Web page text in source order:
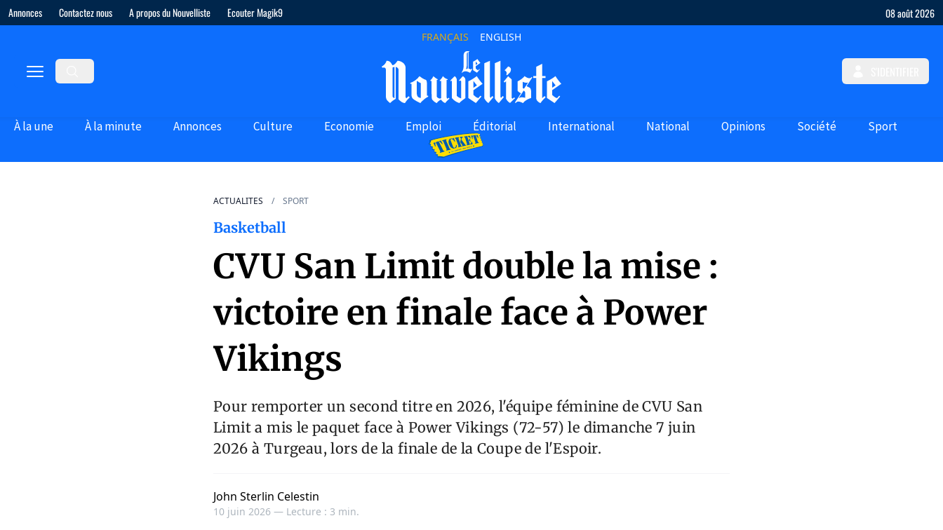
Annonces Contactez nous A propos du Nouvelliste Ecouter Magik9 08 août 2026
FRANÇAIS ENGLISH
À la une À la minute Annonces Culture Economie Emploi Éditorial International National Opinions Société Sport
ACTUALITES SPORT
Basketball
CVU San Limit double la mise :
victoire en finale face à Power
Vikings
Pour remporter un second titre en 2026, l'équipe féminine de CVU San
Limit a mis le paquet face à Power Vikings (72-57) le dimanche 7 juin
2026 à Turgeau, lors de la finale de la Coupe de l'Espoir.
John Sterlin Celestin
10 juin 2026 — Lecture : 3 min.